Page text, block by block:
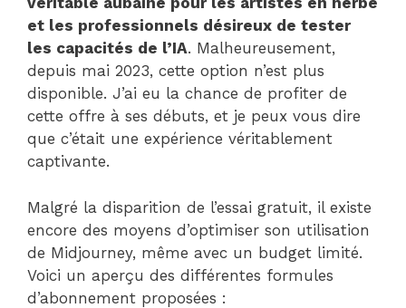
et les professionnels désireux de tester
les capacités de l’IA. Malheureusement,
depuis mai 2023, cette option n’est plus
disponible. J’ai eu la chance de profiter de
cette offre à ses débuts, et je peux vous dire
que c’était une expérience véritablement
captivante.
Malgré la disparition de l’essai gratuit, il existe
encore des moyens d’optimiser son utilisation
de Midjourney, même avec un budget limité.
Voici un aperçu des différentes formules
d’abonnement proposées :